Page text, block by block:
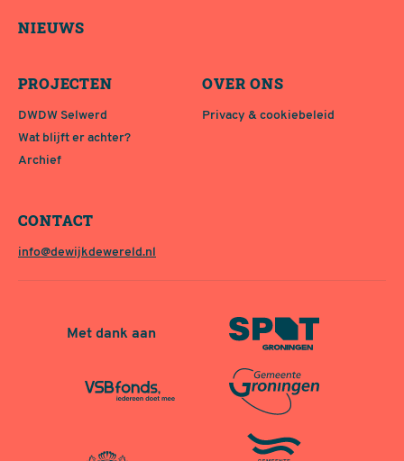
NIEUWS
PROJECTEN
DWDW Selwerd
Wat blijft er achter?
Archief
OVER ONS
Privacy & cookiebeleid
CONTACT
info@dewijkdewereld.nl
Met dank aan